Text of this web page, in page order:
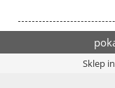
Sklep